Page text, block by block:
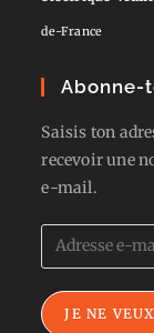
de-France
Abonne-
Saisis ton
recevoir une
e-mail.
Adresse
e-
mail
JE NE